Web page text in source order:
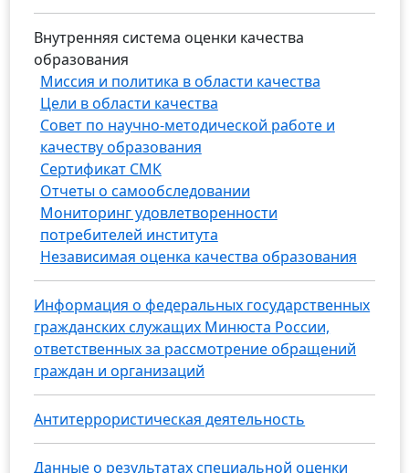
Внутренняя система оценки качества
образования
Миссия и политика в области качества
Цели в области качества
Совет по научно-методической работе и
качеству образования
Сертификат СМК
Отчеты о самообследовании
Мониторинг удовлетворенности
потребителей института
Независимая оценка качества образования
Информация о федеральных государственных
гражданских служащих Минюста России,
ответственных за рассмотрение обращений
граждан и организаций
Антитеррористическая деятельность
Данные о результатах специальной оценки